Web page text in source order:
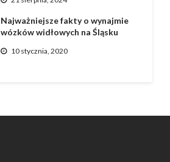
Najważniejsze fakty o wynajmie
wózków widłowych na Śląsku
10 stycznia, 2020